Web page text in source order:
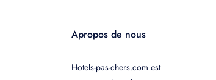
Apropos de nous
Hotels-pas-chers.com est